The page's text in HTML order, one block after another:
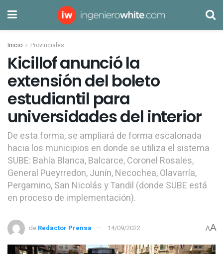
Inicio Provinciales
Kicillof anunció la
extensión del boleto
estudiantil para
universidades del interior
De esta forma, se ampliará de forma escalonada
hacia los municipios en donde se utiliza el sistema
SUBE: Bahía Blanca, Balcarce, Coronel Rosales,
General Pueyrredon, Junín, Necochea, Olavarría,
Pergamino, San Nicolás y Tandil (donde SUBE está
en proceso de implementación).
de Redactor Prensa 14/09/2022 AA